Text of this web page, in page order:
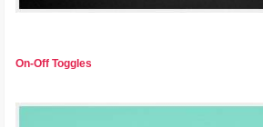
On-Off Toggles